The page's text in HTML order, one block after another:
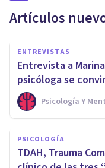
Artículos
ENTREVISTAS
Entrevista a
psicóloga se
Psicología Y
PSICOLOGÍA
TDAH, Trauma